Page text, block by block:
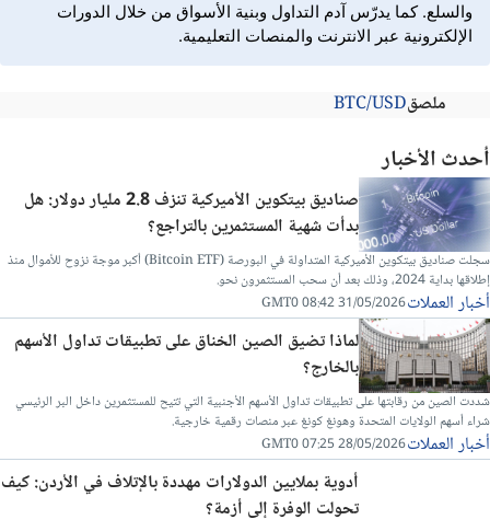
والسلع. كما يدرّس آدم التداول وبنية الأسواق من خلال الدورات
الإلكترونية عبر الانترنت والمنصات التعليمية.
ملصقBTC/USD
أحدث الأخبار
صناديق بيتكوين الأميركية تنزف 2.8 مليار دولار: هل
بدأت شهية المستثمرين بالتراجع؟
سجلت صناديق بيتكوين الأميركية المتداولة في البورصة (Bitcoin ETF) أكبر موجة نزوح للأموال منذ
إطلاقها بداية 2024، وذلك بعد أن سحب المستثمرون نحو.
أخبار العملات31/05/2026 08:42 GMT0
لماذا تضيق الصين الخناق على تطبيقات تداول الأسهم
بالخارج؟
شددت الصين من رقابتها على تطبيقات تداول الأسهم الأجنبية التي تتيح للمستثمرين داخل البر الرئيسي
شراء أسهم الولايات المتحدة وهونغ كونغ عبر منصات رقمية خارجية.
أخبار العملات28/05/2026 07:25 GMT0
أدوية بملايين الدولارات مهددة بالإتلاف في الأردن: كيف
تحولت الوفرة إلى أزمة؟